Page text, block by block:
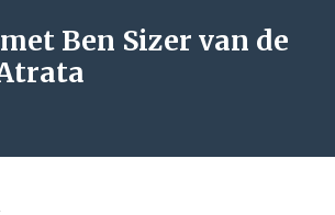
Ben Sizer van de